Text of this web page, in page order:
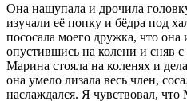
Она нащупала и дрочила
изучали её попку и бёдра под
пососала моего дружка, что она
опустившись на колени и сняв
Марина стояла на коленях и
она умело лизала весь член,
наслаждался. Я чувствовал, что